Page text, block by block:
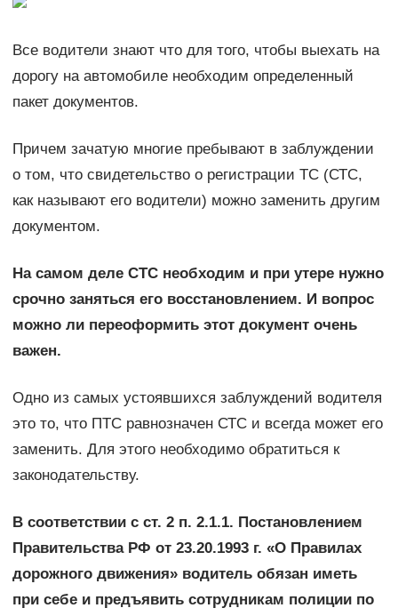
Все водители знают что для того, чтобы выехать на
дорогу на автомобиле необходим определенный
пакет документов.
Причем зачатую многие пребывают в заблуждении
о том, что свидетельство о регистрации ТС (СТС,
как называют его водители) можно заменить другим
документом.
На самом деле СТС необходим и при утере нужно
срочно заняться его восстановлением. И вопрос
можно ли переоформить этот документ очень
важен.
Одно из самых устоявшихся заблуждений водителя
это то, что ПТС равнозначен СТС и всегда может его
заменить. Для этого необходимо обратиться к
законодательству.
В соответствии с ст. 2 п. 2.1.1. Постановлением
Правительства РФ от 23.20.1993 г. «О Правилах
дорожного движения» водитель обязан иметь
при себе и предъявить сотрудникам полиции по